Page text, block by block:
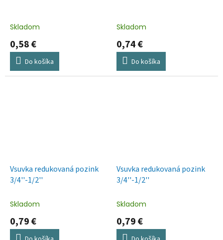
Skladom
0,58 €
Do košíka
Skladom
0,74 €
Do košíka
Vsuvka redukovaná pozink
3/4''-1/2''
Skladom
0,79 €
Vsuvka redukovaná pozink
3/4''-1/2''
Skladom
0,79 €